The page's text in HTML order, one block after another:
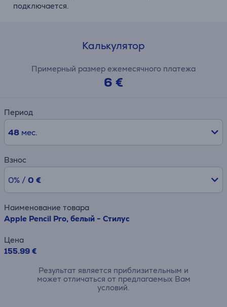
подключается.
Калькулятор
Примерный размер ежемесячного платежа
6 €
Период
48мес.
Взнос
0% / 0 €
Наименование товара
Apple Pencil Pro, белый - Стилус
Цена
155.99 €
Результат является приблизительным и
может отличаться от предлагаемых Вам
условий.